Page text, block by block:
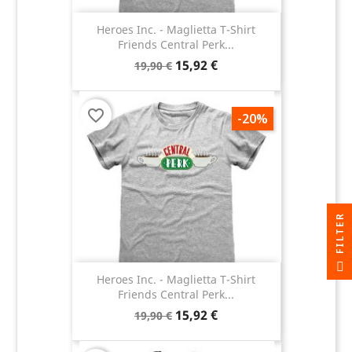
Heroes Inc. - Maglietta T-Shirt
Friends Central Perk...
19,90 € 15,92 €
Heroes Inc. - Maglietta T-Shirt
Friends Central Perk...
19,90 € 15,92 €
-20%
favorite_border
R